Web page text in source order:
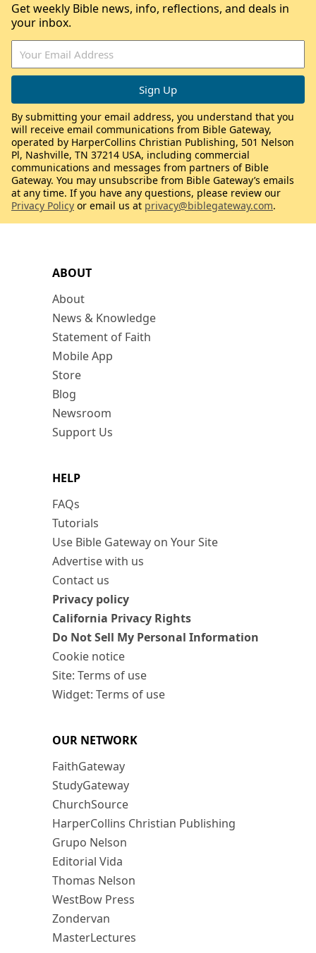
ABOUT
About
News & Knowledge
Statement of Faith
Mobile App
Store
Blog
Newsroom
Support Us
HELP
FAQs
Tutorials
Use Bible Gateway on Your Site
Advertise with us
Contact us
Privacy policy
California Privacy Rights
Do Not Sell My Personal Information
Cookie notice
Site: Terms of use
Widget: Terms of use
OUR NETWORK
FaithGateway
StudyGateway
ChurchSource
HarperCollins Christian Publishing
Grupo Nelson
Editorial Vida
Thomas Nelson
WestBow Press
Zondervan
MasterLectures
Get weekly Bible news, info, reflections, and deals in
your inbox.
By submitting your email address, you understand that you
will receive email communications from Bible Gateway,
operated by HarperCollins Christian Publishing, 501 Nelson
Pl, Nashville, TN 37214 USA, including commercial
communications and messages from partners of Bible
Gateway. You may unsubscribe from Bible Gateway’s emails
at any time. If you have any questions, please review our
Privacy Policy or email us at privacy@biblegateway.com.